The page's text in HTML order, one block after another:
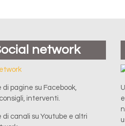
network
di pagine su Facebook,
interventi.
di canali su Youtube e altri